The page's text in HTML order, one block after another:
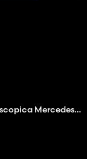
Piattaforma montante telescopica Mercedes Benz Econic WISS